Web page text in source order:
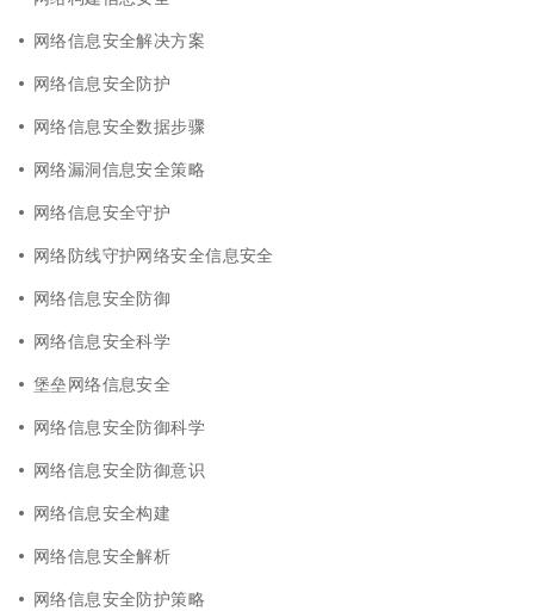
网络信息安全解决方案
网络信息安全防护
网络信息安全数据步骤
网络漏洞信息安全策略
网络信息安全守护
网络防线守护网络安全信息安全
网络信息安全防御
网络信息安全科学
堡垒网络信息安全
网络信息安全防御科学
网络信息安全防御意识
网络信息安全构建
网络信息安全解析
网络信息安全防护策略